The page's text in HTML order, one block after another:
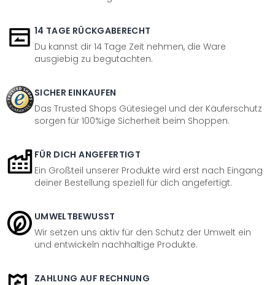
14 TAGE RÜCKGABERECHT
Du kannst dir 14 Tage Zeit nehmen, die Ware
ausgiebig zu begutachten.
SICHER EINKAUFEN
Das Trusted Shops Gütesiegel und der Käuferschutz
sorgen für 100%ige Sicherheit beim Shoppen.
FÜR DICH ANGEFERTIGT
Ein Großteil unserer Produkte wird erst nach Eingang
deiner Bestellung speziell für dich angefertigt.
UMWELTBEWUSST
Wir setzen uns aktiv für den Schutz der Umwelt ein
und entwickeln nachhaltige Produkte.
ZAHLUNG AUF RECHNUNG